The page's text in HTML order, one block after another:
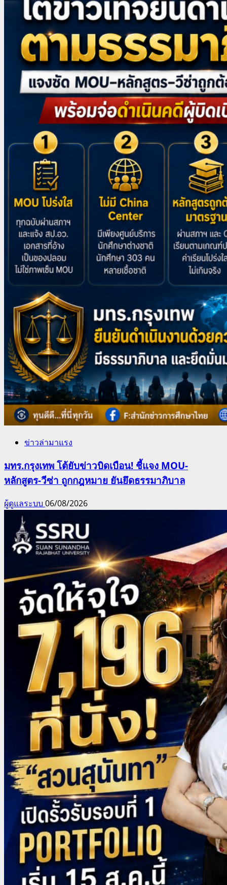
ข่าวล่ามาแรง
มทร.กรุงเทพ โต้ยับข่าวบิดเบือน! ชี้แจง MOU-
หลักสูตร-วีซ่า ถูกกฎหมาย ยันยึดธรรมาภิบาล
ผู้ดูแลระบบ 06/08/2026